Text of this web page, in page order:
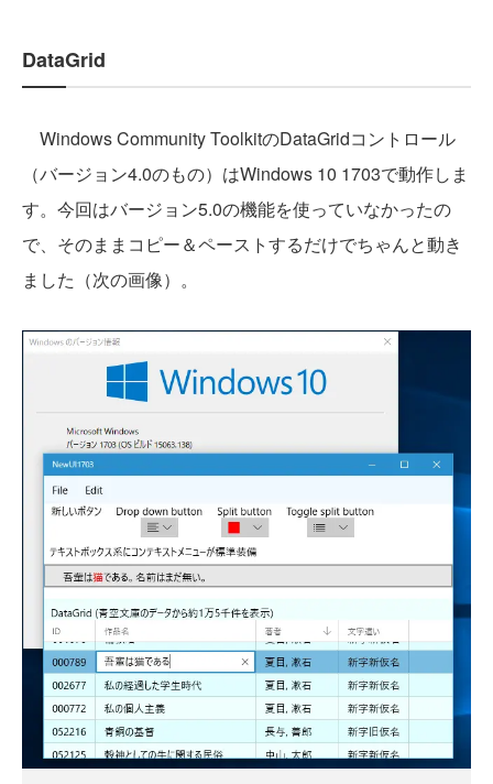
DataGrid
Windows Community ToolkitのDataGridコントロール
（バージョン4.0のもの）はWindows 10 1703で動作しま
す。今回はバージョン5.0の機能を使っていなかったの
で、そのままコピー＆ペーストするだけでちゃんと動き
ました（次の画像）。